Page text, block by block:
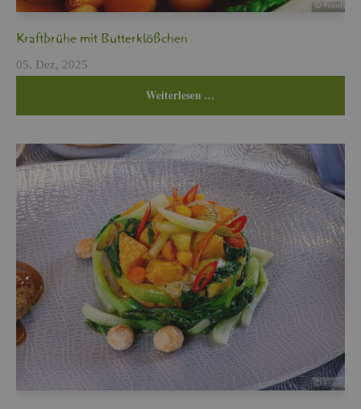
Kraft­brü­he mit But­ter­klö­ßchen
05. Dez, 2025
Wei­ter­le­sen …